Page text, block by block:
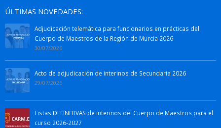
ÚLTIMAS NOVEDADES:
Adjudicación telemática para funcionarios en prácticas del
Cuerpo de Maestros de la Región de Murcia 2026
30/07/2026
Acto de adjudicación de interinos de Secundaria 2026
29/07/2026
Listas DEFINITIVAS de interinos del Cuerpo de Maestros para el
curso 2026-2027